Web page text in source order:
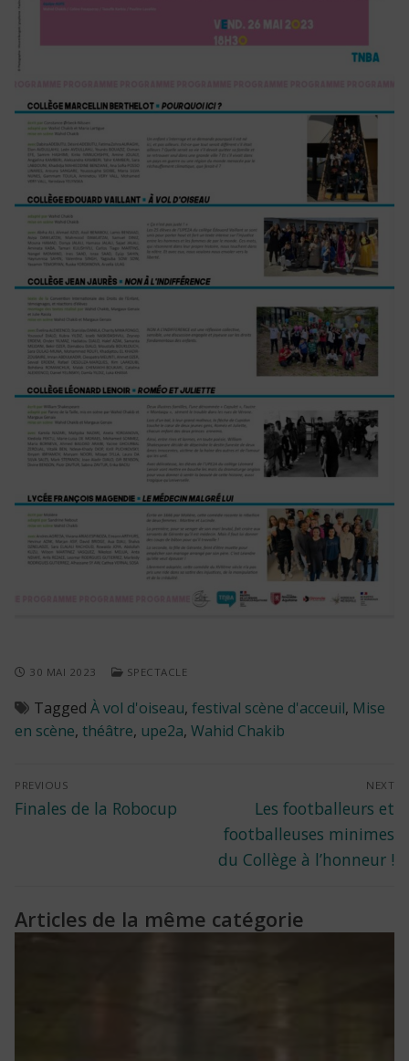
30 MAI 2023 SPECTACLE
Tagged À vol d'oiseau, festival scène d'acceuil, Mise
en scène, théâtre, upe2a, Wahid Chakib
Navigation
de
PREVIOUS
Previous
Finales de la Robocup
NEXT
Next
post:
Les footballeurs et
footballeuses minimes
du Collège à l’honneur !
Articles de la même catégorie